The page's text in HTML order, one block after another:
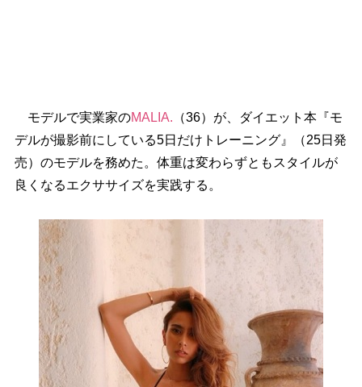
モデルで実業家のMALIA. （36）が、ダイエット本『モ
デルが撮影前にしている5日だけトレーニング』（25日発
売）のモデルを務めた。体重は変わらずともスタイルが
良くなるエクササイズを実践する。